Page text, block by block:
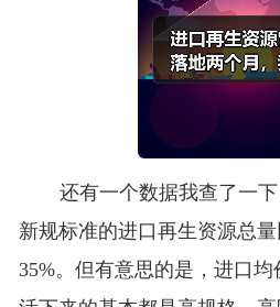
还有一个数据我查了一
新规标准的进口再生资源总
35%。但有意思的是，进口均